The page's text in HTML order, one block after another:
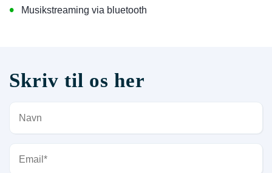
• Musikstreaming via bluetooth
Skriv til os her